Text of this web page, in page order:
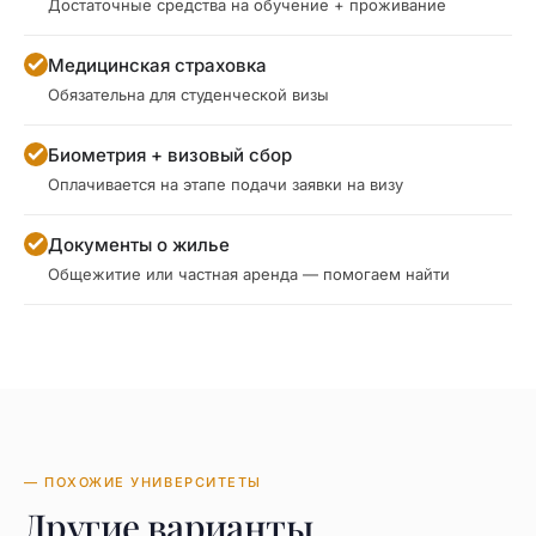
Достаточные средства на обучение + проживание
Медицинская страховка
Обязательна для студенческой визы
Биометрия + визовый сбор
Оплачивается на этапе подачи заявки на визу
Документы о жилье
Общежитие или частная аренда — помогаем найти
— ПОХОЖИЕ УНИВЕРСИТЕТЫ
Другие варианты